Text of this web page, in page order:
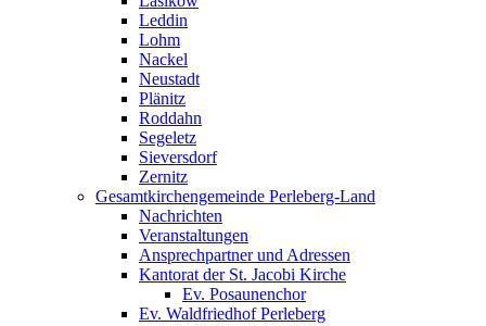
Leddin
Lohm
Nackel
Neustadt
Plänitz
Roddahn
Segeletz
Sieversdorf
Zernitz
Gesamtkirchengemeinde Perleberg-Land
Nachrichten
Veranstaltungen
Ansprechpartner und Adressen
Kantorat der St. Jacobi Kirche
Ev. Posaunenchor
Ev. Waldfriedhof Perleberg